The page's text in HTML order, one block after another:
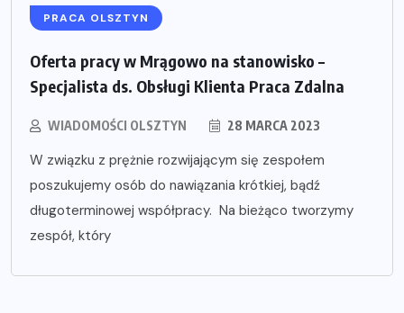
PRACA OLSZTYN
Oferta pracy w Mrągowo na stanowisko –
Specjalista ds. Obsługi Klienta Praca Zdalna
WIADOMOŚCI OLSZTYN 28 MARCA 2023
W związku z prężnie rozwijającym się zespołem
poszukujemy osób do nawiązania krótkiej, bądź
długoterminowej współpracy. Na bieżąco tworzymy
zespół, który